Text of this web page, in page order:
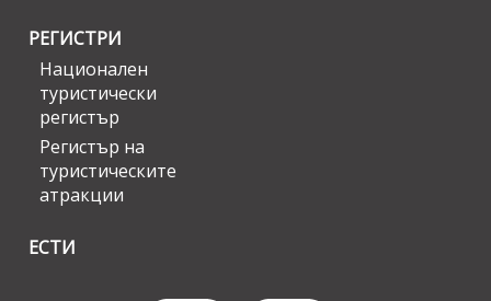
РЕГИСТРИ
Национален
туристически
регистър
Регистър на
туристическите
атракции
ЕСТИ